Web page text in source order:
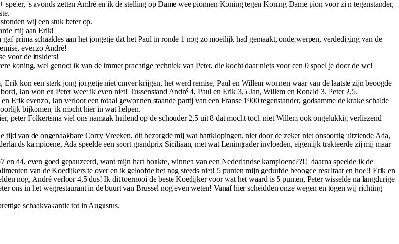
's avonds zetten André en ik de stelling op Dame wee pionnen Koning tegen Koning Dame pion voor zijn tegenstander,
wij een stuk beter op.
mij aan Erik!
prima schaakles aan het jongetje dat het Paul in ronde 1 nog zo moeilijk had gemaakt, onderwerpen, verdediging van de
evenzo André!
voor de insiders!
koning, wel genoot ik van de immer prachtige techniek van Peter, die kocht daar niets voor een 0 spoel je door de wc!
kon een sterk jong jongetje niet omver krijgen, het werd remise, Paul en Willem wonnen waar van de laatste zijn beoogde
Jan won en Peter weet ik even niet! Tussenstand André 4, Paul en Erik 3,5 Jan, Willem en Ronald 3, Peter 2,5.
Erik evenzo, Jan verloor een totaal gewonnen staande partij van een Franse 1900 tegenstander, godsamme de krake schalde
bijkomen, ik mocht hier in wat helpen.
peter Folkertsma viel ons namaak huilend op de schouder 2,5 uit 8 dat mocht toch niet Willem ook ongelukkig verliezend
tijd van de ongenaakbare Corry Vreeken, dit bezorgde mij wat hartklopingen, niet door de zeker niet onsoortig uitziende Ada,
kampioene, Ada speelde een soort grandprix Siciliaan, met wat Leningrader invloeden, eigenlijk trakteerde zij mij maar
d4, even goed gepauzeerd, want mijn hart bonkte, winnen van een Nederlandse kampioene??!! daarna speelde ik de
van de Koedijkers te over en ik geloofde het nog steeds niet! 5 punten mijn gedurfde beoogde resultaat en hoe!! Erik en
nog, André verloor 4,5 dus! Ik dit toernooi de beste Koedijker voor wat het waard is 5 punten, Peter wisselde na langdurige
ons in het wegrestaurant in de buurt van Brussel nog even weten! Vanaf hier scheidden onze wegen en togen wij richting
schaakvakantie tot in Augustus.